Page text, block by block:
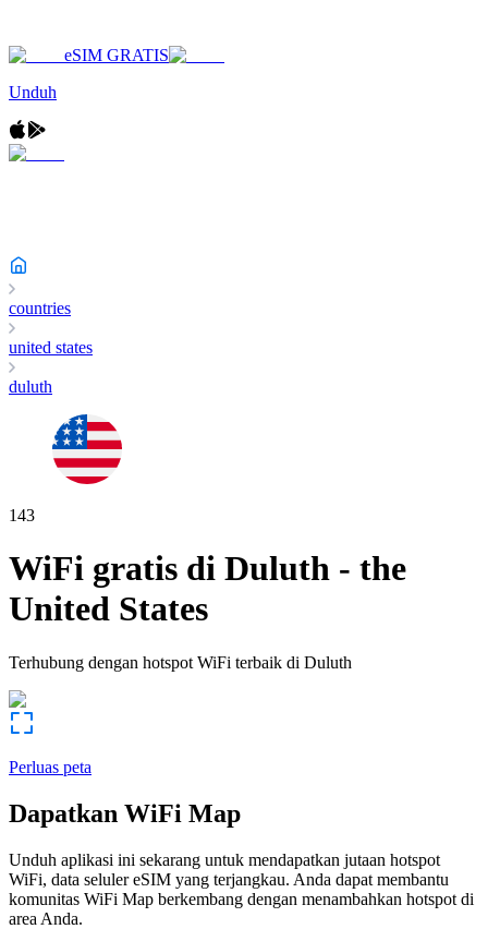
eSIM GRATIS
Unduh
countries
united states
duluth
143
WiFi gratis di Duluth - the
United States
Terhubung dengan hotspot WiFi terbaik di Duluth
Perluas peta
Dapatkan WiFi Map
Unduh aplikasi ini sekarang untuk mendapatkan jutaan hotspot
WiFi, data seluler eSIM yang terjangkau. Anda dapat membantu
komunitas WiFi Map berkembang dengan menambahkan hotspot di
area Anda.